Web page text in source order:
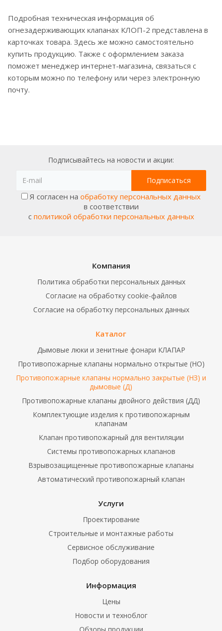
Подробная техническая информация об
огнезадерживающих клапанах КЛОП-2 представлена в
карточках товара. Здесь же можно самостоятельно
купить продукцию. Также с оформлением заказа
поможет менеджер интернет-магазина, связаться с
которым можно по телефону или через электронную
почту.
Подписывайтесь на новости и акции:
Я согласен на обработку персональных данных
в соответствии
с политикой обработки персональных данных
Компания
Политика обработки персональных данных
Согласие на обработку cookie-файлов
Согласие на обработку персональных данных
Каталог
Дымовые люки и зенитные фонари КЛАПАР
Противопожарные клапаны нормально открытые (НО)
Противопожарные клапаны нормально закрытые (НЗ) и
дымовые (Д)
Противопожарные клапаны двойного действия (ДД)
Комплектующие изделия к противопожарным
клапанам
Клапан противопожарный для вентиляции
Системы противопожарных клапанов
Взрывозащищенные противопожарные клапаны
Автоматический противопожарный клапан
Услуги
Проектирование
Строительные и монтажные работы
Сервисное обслуживание
Подбор оборудования
Информация
Цены
Новости и техноблог